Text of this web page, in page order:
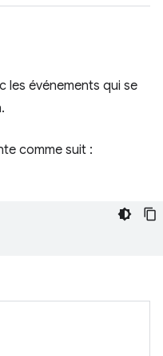
les événements qui se
comme suit :